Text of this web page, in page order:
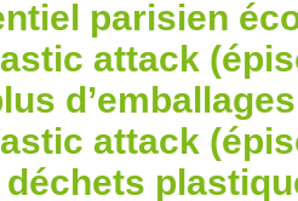
parisien
attack
attack